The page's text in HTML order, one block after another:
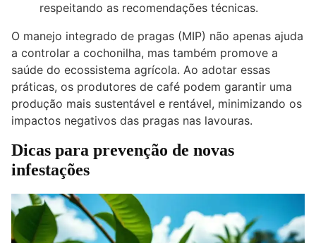
respeitando as recomendações técnicas.
O manejo integrado de pragas (MIP) não apenas ajuda
a controlar a cochonilha, mas também promove a
saúde do ecossistema agrícola. Ao adotar essas
práticas, os produtores de café podem garantir uma
produção mais sustentável e rentável, minimizando os
impactos negativos das pragas nas lavouras.
Dicas para prevenção de novas
infestações